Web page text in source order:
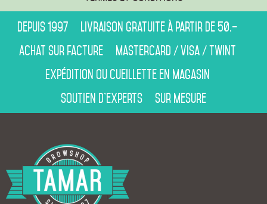
Depuis 1997
Livraison gratuite à partir de 50.–
Achat sur facture
Mastercard / Visa / Twint
Expédition ou cueillette en magasin
Soutien d’experts
Sur mesure